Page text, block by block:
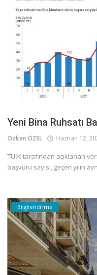
Yeni Bina Ruhsatı
Özkan ÖZEL Haziran 12,
TÜİK tarafından açıklanan
başvuru sayısı, geçen yılın
Bilgilendirme